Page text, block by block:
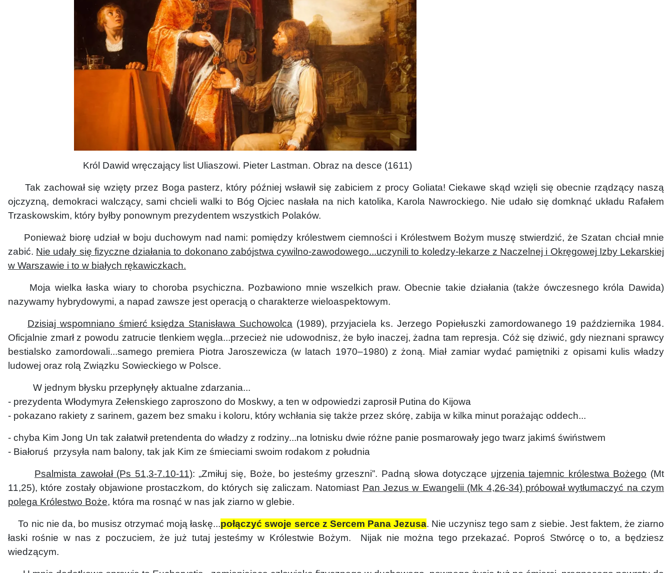
Król Dawid wręczający list Uliaszowi. Pieter Lastman. Obraz na desce (1611)
Tak zachował się wzięty przez Boga pasterz, który później wsławił się zabiciem z procy Goliata! Ciekawe skąd wzięli się obecnie rządzący naszą
ojczyzną, demokraci walczący, sami chcieli walki to Bóg Ojciec nasłała na nich katolika, Karola Nawrockiego. Nie udało się domknąć układu Rafałem
Trzaskowskim, który byłby ponownym prezydentem wszystkich Polaków.
Ponieważ biorę udział w boju duchowym nad nami: pomiędzy królestwem ciemności i Królestwem Bożym muszę stwierdzić, że Szatan chciał mnie
zabić. Nie udały się fizyczne działania to dokonano zabójstwa cywilno-zawodowego...uczynili to koledzy-lekarze z Naczelnej i Okręgowej Izby Lekarskiej
w Warszawie i to w białych rękawiczkach.
Moja wielka łaska wiary to choroba psychiczna. Pozbawiono mnie wszelkich praw. Obecnie takie działania (także ówczesnego króla Dawida)
nazywamy hybrydowymi, a napad zawsze jest operacją o charakterze wieloaspektowym.
Dzisiaj wspomniano śmierć księdza Stanisława Suchowolca (1989), przyjaciela ks. Jerzego Popiełuszki zamordowanego 19 października 1984.
Oficjalnie zmarł z powodu zatrucie tlenkiem węgla...przecież nie udowodnisz, że było inaczej, żadna tam represja. Cóż się dziwić, gdy nieznani sprawcy
bestialsko zamordowali...samego premiera Piotra Jaroszewicza (w latach 1970–1980) z żoną. Miał zamiar wydać pamiętniki z opisami kulis władzy
ludowej oraz rolą Związku Sowieckiego w Polsce.
W jednym błysku przepłynęły aktualne zdarzania...
- prezydenta Włodymyra Zełenskiego zaproszono do Moskwy, a ten w odpowiedzi zaprosił Putina do Kijowa
- pokazano rakiety z sarinem, gazem bez smaku i koloru, który wchłania się także przez skórę, zabija w kilka minut porażając oddech...
- chyba Kim Jong Un tak załatwił pretendenta do władzy z rodziny...na lotnisku dwie różne panie posmarowały jego twarz jakimś świństwem
- Białoruś przysyła nam balony, tak jak Kim ze śmieciami swoim rodakom z południa
Psalmista zawołał (Ps 51,3-7.10-11): „Zmiłuj się, Boże, bo jesteśmy grzeszni”. Padną słowa dotyczące ujrzenia tajemnic królestwa Bożego (Mt
11,25), które zostały objawione prostaczkom, do których się zaliczam. Natomiast Pan Jezus w Ewangelii (Mk 4,26-34) próbował wytłumaczyć na czym
polega Królestwo Boże, która ma rosnąć w nas jak ziarno w glebie.
To nic nie da, bo musisz otrzymać moją łaskę...połączyć swoje serce z Sercem Pana Jezusa. Nie uczynisz tego sam z siebie. Jest faktem, że ziarno
łaski rośnie w nas z poczuciem, że już tutaj jesteśmy w Królestwie Bożym. Nijak nie można tego przekazać. Poproś Stwórcę o to, a będziesz
wiedzącym.